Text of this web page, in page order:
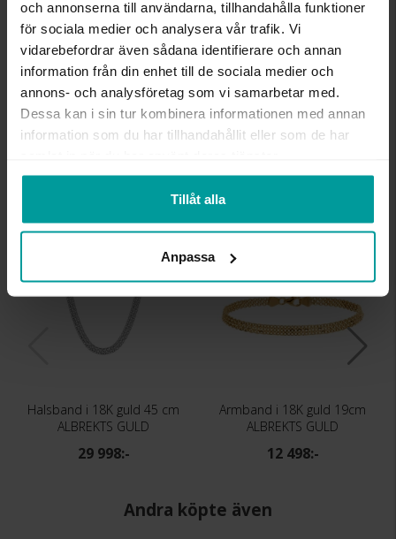
och annonserna till användarna, tillhandahålla funktioner
för sociala medier och analysera vår trafik. Vi
vidarebefordrar även sådana identifierare och annan
information från din enhet till de sociala medier och
annons- och analysföretag som vi samarbetar med.
Dessa kan i sin tur kombinera informationen med annan
information som du har tillhandahållit eller som de har
Tillåt alla
Anpassa
INFO
BREDD CA (MM)
4.5
LÄNGD CA (CM)
45.0
VARUMÄRKE
Albrekts Guld
MATERIAL
Guld
ÄDELMETALL
18K Gold
Liknande produkter
Halsband i 18K guld 45 cm
ALBREKTS GULD
29 998:-
Armband i 18K guld 19cm
ALBREKTS GULD
12 498:-
Andra köpte även